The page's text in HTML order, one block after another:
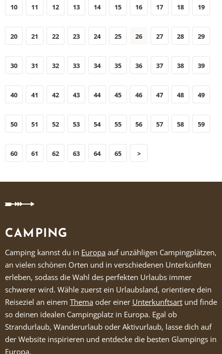
10 11 12 13 14 15 16 17 18 19
20 21 22 23 24 25 26 27 28 29
30 31 32 33 34 35 36 37 38 39
40 41 42 43 44 45 46 47 48 49
50 51 52 53 54 55 56 57 58 59
60 61 62 63 64 65 >
CAMPING
Camping kannst du in Europa auf unzähligen Campingplätzen,
an vielen schönen Orten und in verschiedenen Unterkünften
erleben, sodass die Wahl des perfekten Urlaubs immer
schwerer wird. Wähle zuerst ein Urlaubsland, orientiere dein
Reiseziel an einem Thema oder einer Unterkunftsart und finde
so deinen idealen Campingplatz in Europa. Egal ob
Strandurlaub, Wanderurlaub oder Aktivurlaub, lasse dich auf
der Website inspirieren und entdecke die besten Glampings in
Europa.